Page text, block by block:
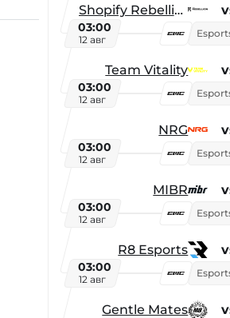
Shopify Rebellion
03:00
12 авг
Team Vitality
03:00
12 авг
NRG
03:00
12 авг
MIBR
03:00
12 авг
R8 Esports
03:00
12 авг
Gentle Mates